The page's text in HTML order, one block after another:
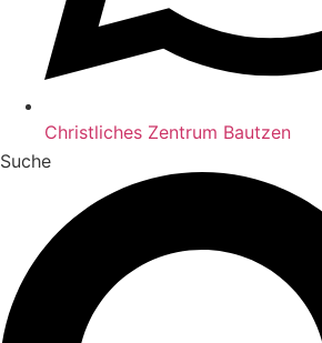
Christliches Zentrum Bautzen
Suche